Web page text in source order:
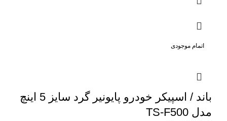
اتمام موجودی
باند / اسپیکر خودرو پایونیر گرد سایز 5 اینچ
مدل TS-F500